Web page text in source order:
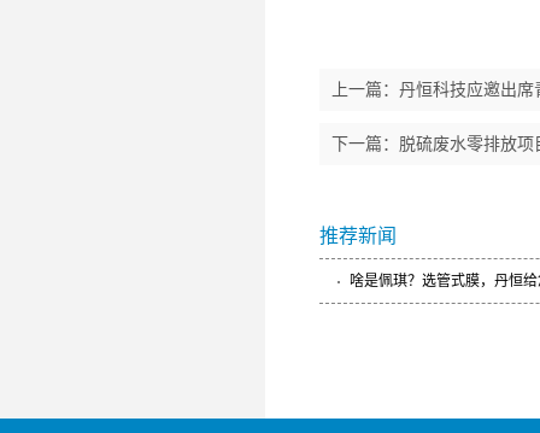
上一篇： 丹恒科技应邀出席
下一篇： 脱硫废水零排放项
推荐新闻
啥是佩琪？选管式膜，丹恒